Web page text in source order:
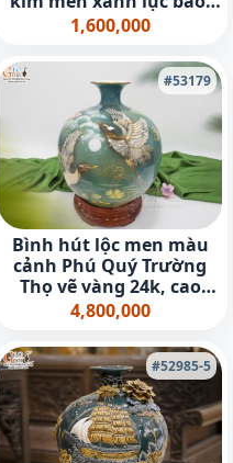
cao 30cm
1,600,000
#53179
Bình hút lộc men màu
cảnh Phú Quý Trường
Thọ vẽ vàng 24k, cao
35cm
4,800,000
#52985-5